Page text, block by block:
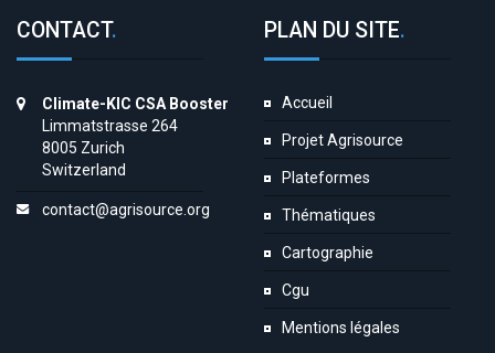
CONTACT.
Climate-KIC CSA Booster
Limmatstrasse 264
8005 Zurich
Switzerland
contact@agrisource.org
PLAN DU SITE.
Accueil
Projet Agrisource
Plateformes
Thématiques
Cartographie
Cgu
Mentions légales